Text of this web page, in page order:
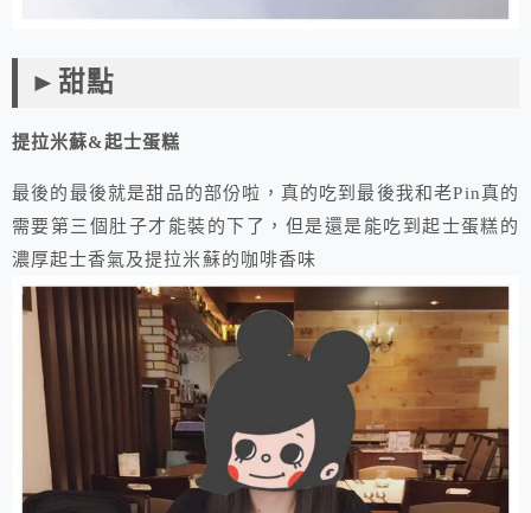
►甜點
提拉米蘇&起士蛋糕
最後的最後就是甜品的部份啦，真的吃到最後我和老Pin真的
需要第三個肚子才能裝的下了，但是還是能吃到起士蛋糕的
濃厚起士香氣及提拉米蘇的咖啡香味